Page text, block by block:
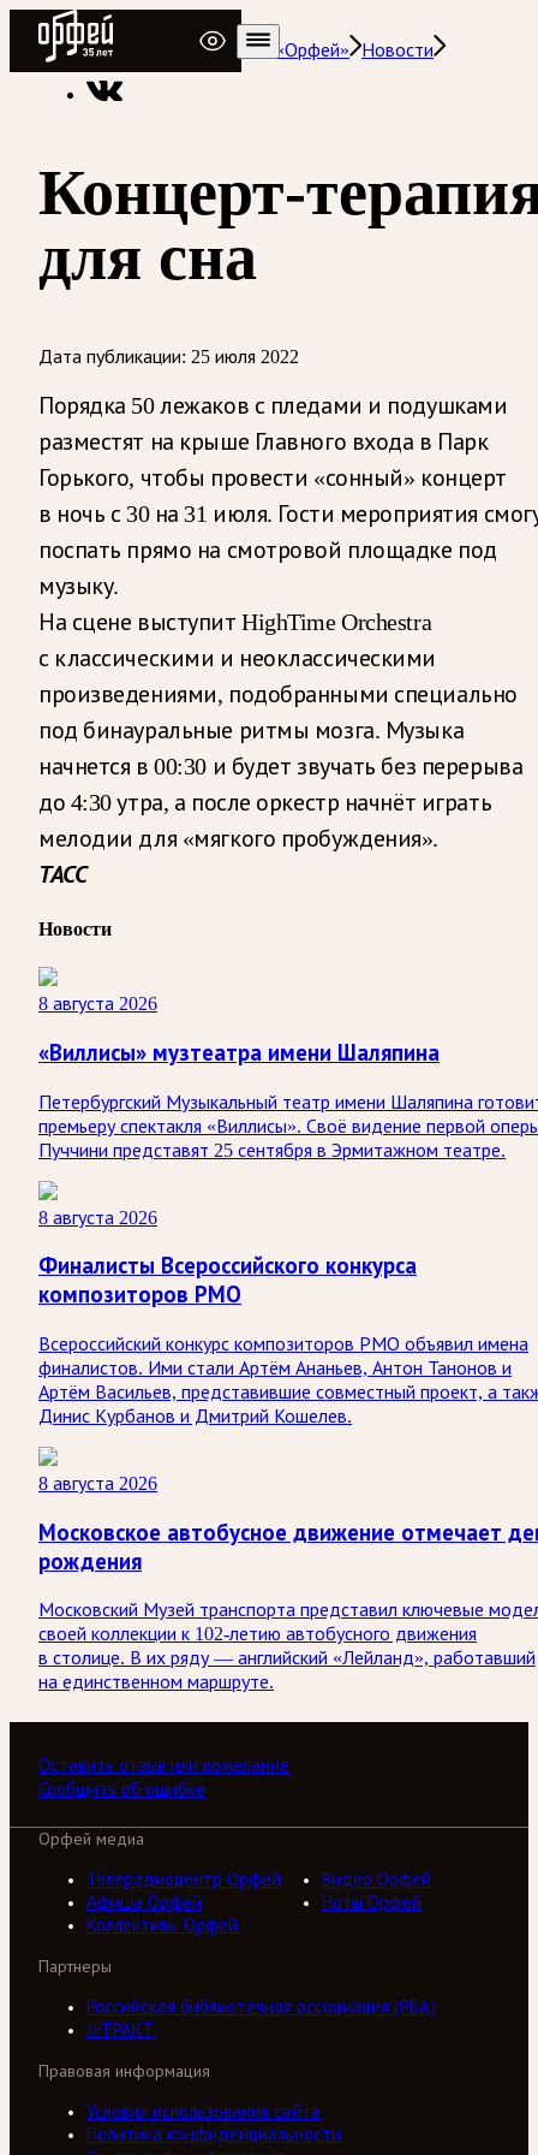
Радио Орфей
Радио классической музыки «Орфей»
Новости
Концерт-
для сна
Дата публикации: 25 июля 2022
Порядка 50 лежаков с пледами и подушками
разместят на крыше Главного входа в Парк
Горького, чтобы провести «сонный» концерт
в ночь с 30 на 31 июля. Гости мероприятия
поспать прямо на смотровой площадке под
музыку.
На сцене выступит HighTime Orchestra
с классическими и неоклассическими
произведениями, подобранными специально
под бинауральные ритмы мозга. Музыка
начнется в 00:30 и будет звучать без перерыва
до 4:30 утра, а после оркестр начнёт играть
мелодии для «мягкого пробуждения».
ТАСС
Новости
8 августа 2026
«Виллисы» музтеатра имени Шаляпина
Петербургский Музыкальный театр имени Шаляпина
премьеру спектакля «Виллисы». Своё видение первой
Пуччини представят 25 сентября в Эрмитажном театре.
8 августа 2026
Финалисты Всероссийского конкурса
композиторов РМО
Всероссийский конкурс композиторов РМО объявил имена
финалистов. Ими стали Артём Ананьев, Антон Танонов и
Артём Васильев, представившие совместный проект, а
Динис Курбанов и Дмитрий Кошелев.
8 августа 2026
Московское автобусное движение отмечает
рождения
Московский Музей транспорта представил ключевые
своей коллекции к 102-летию автобусного движения
в столице. В их ряду — английский «Лейланд», работавший
на единственном маршруте.
Оставить отзыв или пожелание
Сообщить об ошибке
Орфей медиа
Телерадиоцентр Орфей
Видео Орфей
Афиша Орфей
Ноты Орфей
Коллективы Орфей
Партнеры
Российская библиотечная ассоциация (РБА)
///ТРАКТ
Правовая информация
Условия использования сайта
Политика конфиденциальности